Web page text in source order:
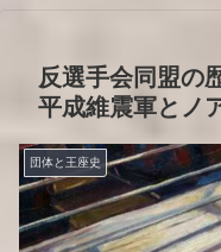
反選手会同盟の
平成維震軍とノ
団体と王座史